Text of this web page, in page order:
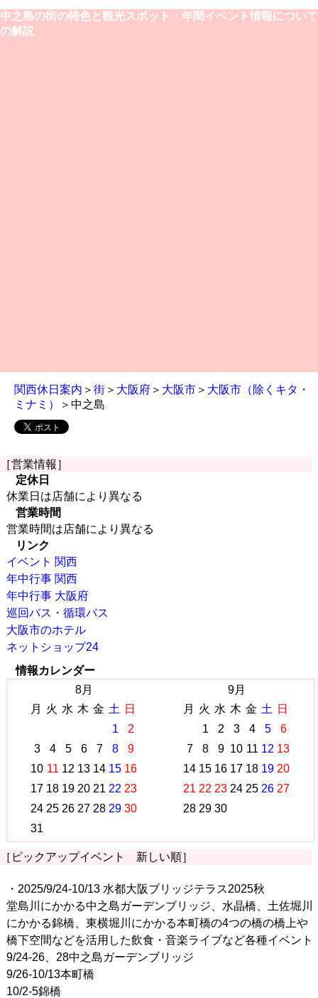
中之島の街の特色と観光スポット・年間イベント情報について
の解説
関西休日案内 ＞ 街 ＞ 大阪府 ＞ 大阪市 ＞ 大阪市（除くキタ・
ミナミ）
＞中之島
［営業情報］
定休日
休業日は店舗により異なる
営業時間
営業時間は店舗により異なる
リンク
イベント 関西
年中行事 関西
年中行事 大阪府
巡回バス・循環バス
大阪市のホテル
ネットショップ24
情報カレンダー
8月
月
火 水 木 金 土
日
1
2
3
4 5 6 7 8
9
10 11 12 13 14 15 16
17 18 19 20 21 22 23
24 25 26 27 28 29 30
31
9月
月
火 水 木 金 土
日
1
2 3 4 5
6
7
8 9 10 11 12 13
14 15 16 17 18 19 20
21 22 23 24 25 26 27
28 29 30
［ピックアップイベント 新しい順］
・2025/9/24-10/13 水都大阪ブリッジテラス2025秋
堂島川にかかる中之島ガーデンブリッジ、水晶橋、土佐堀川
にかかる錦橋、東横堀川にかかる本町橋の4つの橋の橋上や
橋下空間などを活用した飲食・音楽ライブなど各種イベント
9/24-26、28中之島ガーデンブリッジ
9/26-10/13本町橋
10/2-5錦橋